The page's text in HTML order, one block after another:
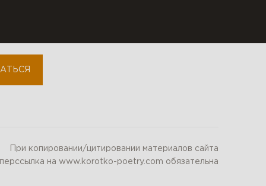
При копировании/цитировании материалов сайта
на www.korotko-poetry.com обязательна